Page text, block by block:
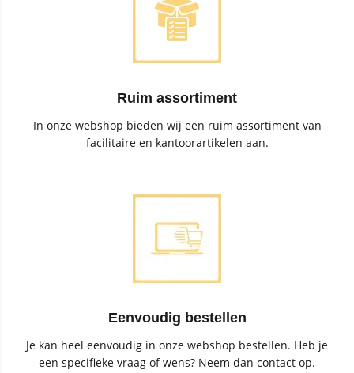
Ruim assortiment
In onze webshop bieden wij een ruim assortiment van
facilitaire en kantoorartikelen aan.
Eenvoudig bestellen
Je kan heel eenvoudig in onze webshop bestellen. Heb je
een specifieke vraag of wens? Neem dan contact op.